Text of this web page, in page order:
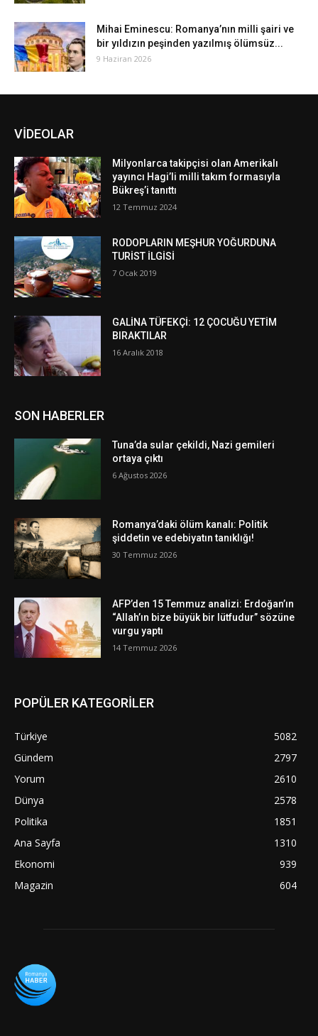
Mihai Eminescu: Romanya’nın milli şairi ve
bir yıldızın peşinden yazılmış ölümsüz...
9 Haziran 2026
VİDEOLAR
Milyonlarca takipçisi olan Amerikalı
yayıncı Hagi’li milli takım formasıyla
Bükreş’i tanıttı
12 Temmuz 2024
RODOPLARIN MEŞHUR YOĞURDUNA
TURİST İLGİSİ
7 Ocak 2019
GALİNA TÜFEKÇİ: 12 ÇOCUĞU YETİM
BIRAKTILAR
16 Aralık 2018
SON HABERLER
Tuna’da sular çekildi, Nazi gemileri
ortaya çıktı
6 Ağustos 2026
Romanya’daki ölüm kanalı: Politik
şiddetin ve edebiyatın tanıklığı!
30 Temmuz 2026
AFP’den 15 Temmuz analizi: Erdoğan’ın
“Allah’ın bize büyük bir lütfudur” sözüne
vurgu yaptı
14 Temmuz 2026
POPÜLER KATEGORİLER
Türkiye
5082
Gündem
2797
Yorum
2610
Dünya
2578
Politika
1851
Ana Sayfa
1310
Ekonomi
939
Magazin
604